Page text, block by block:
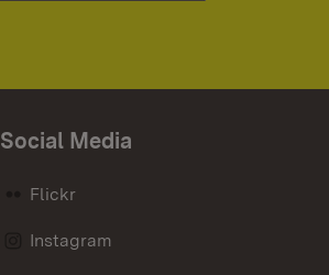
Social Media
Flickr
Instagram